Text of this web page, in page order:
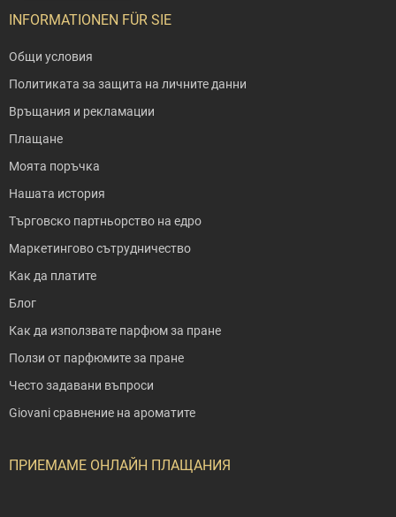
INFORMATIONEN FÜR SIE
Общи условия
Политиката за защита на личните данни
Връщания и рекламации
Плащане
Моята поръчка
Нашата история
Търговско партньорство на едро
Маркетингово сътрудничество
Как да платите
Блог
Как да използвате парфюм за пране
Ползи от парфюмите за пране
Често задавани въпроси
Giovani сравнение на ароматите
ПРИЕМАМЕ ОНЛАЙН ПЛАЩАНИЯ